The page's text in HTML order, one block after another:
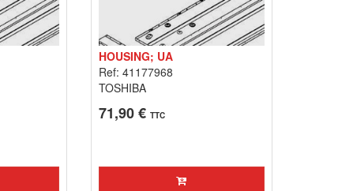
HOUSING; UA
Ref: 41177968
TOSHIBA
71,90 € TTC